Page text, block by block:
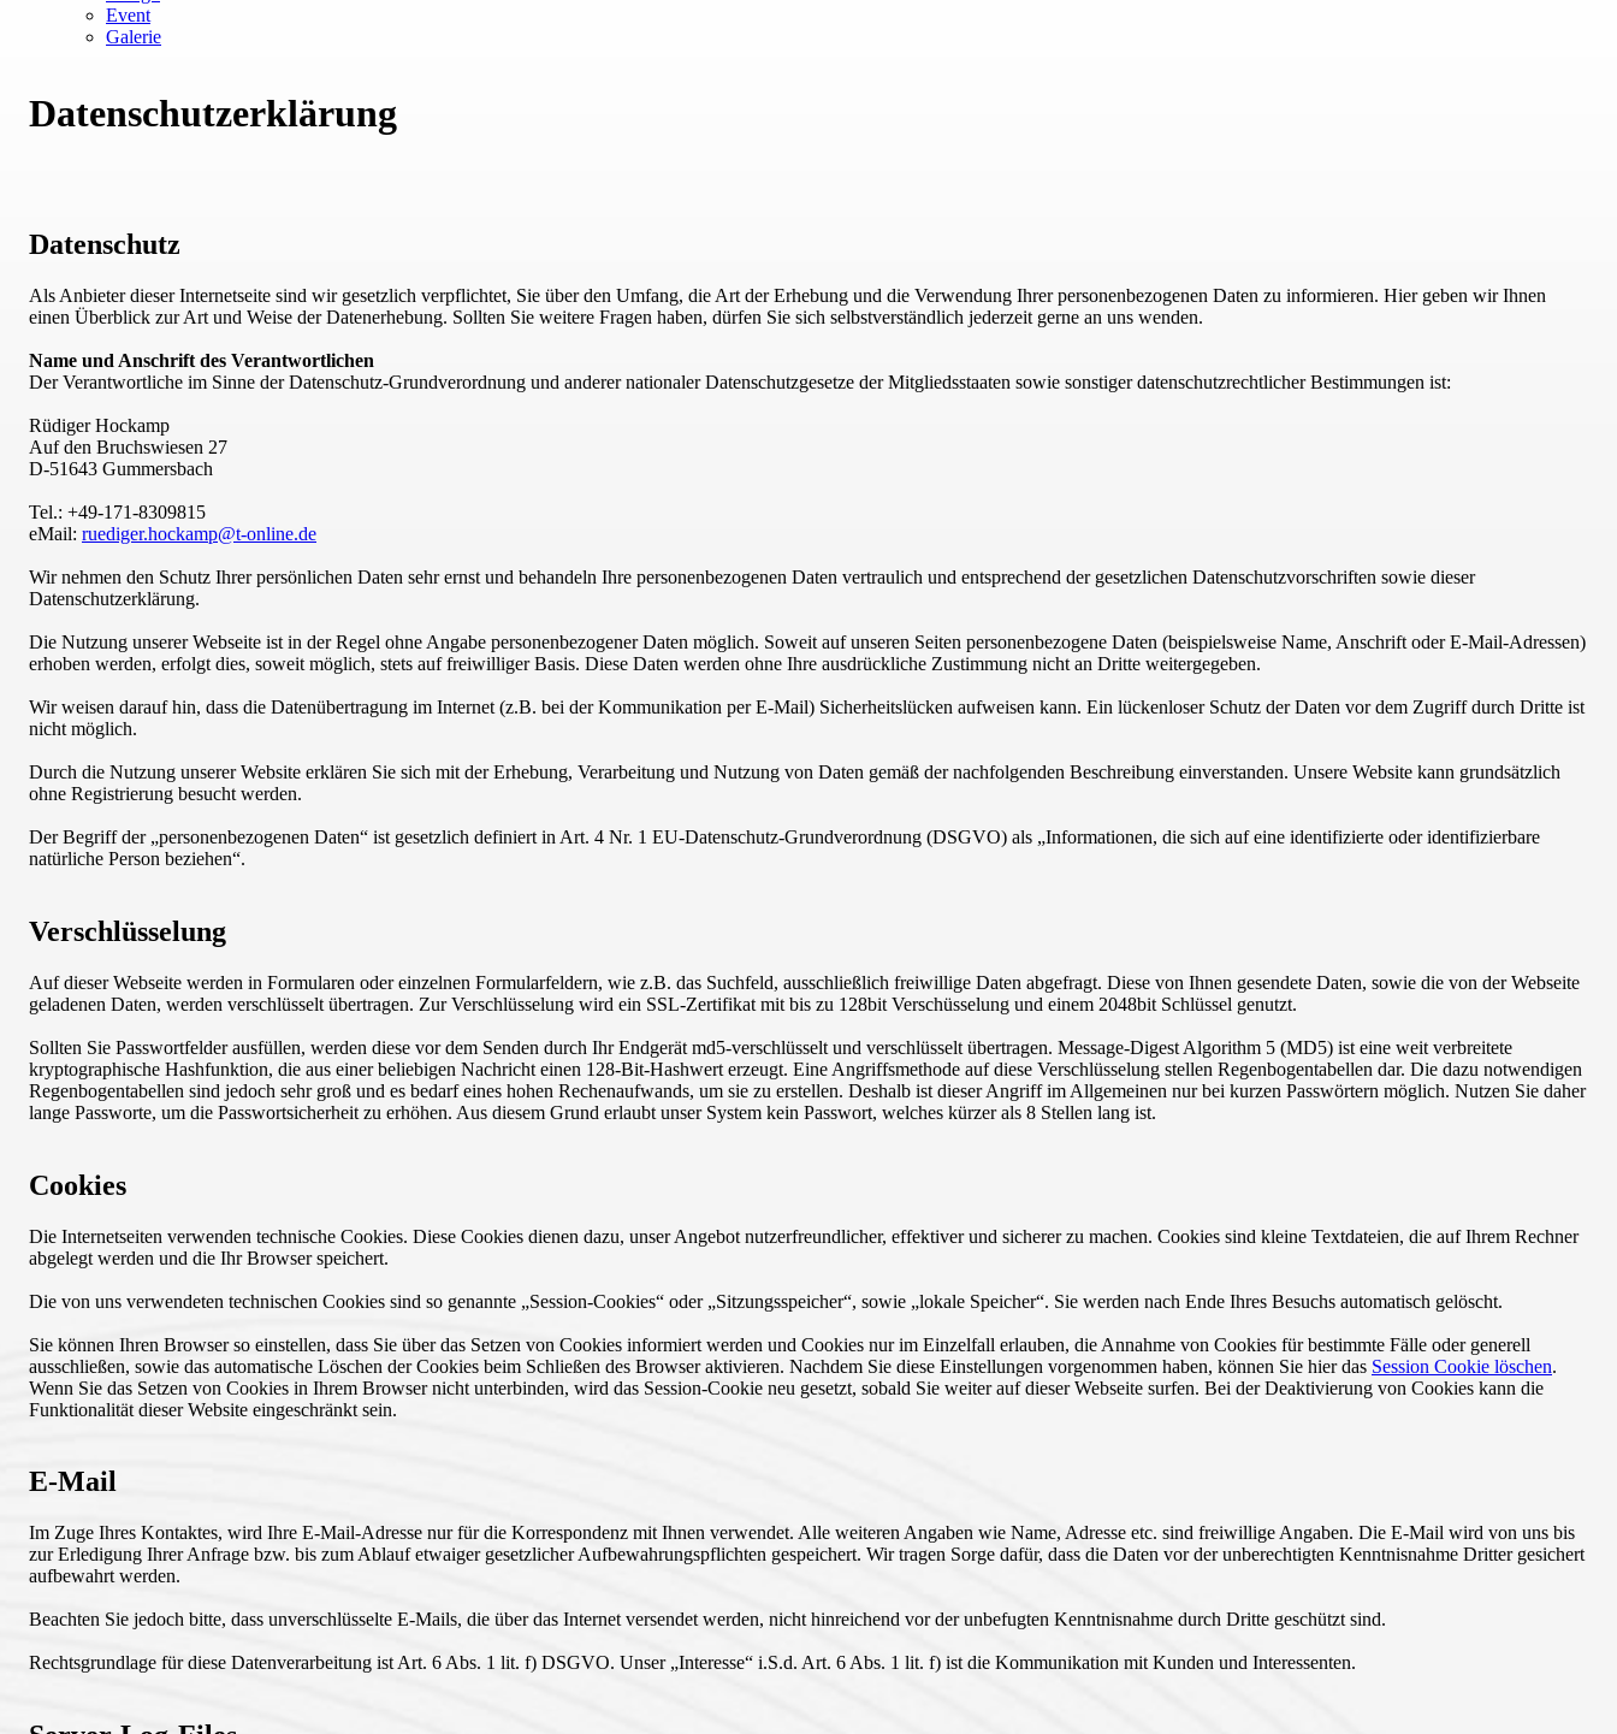
Event
Galerie
Datenschutzerklärung
Datenschutz
Als Anbieter dieser Internetseite sind wir gesetzlich verpflichtet, Sie über den Umfang, die Art der Erhebung und die Verwendung Ihrer personenbezogenen Daten zu informieren. Hier geben wir Ihnen
einen Überblick zur Art und Weise der Datenerhebung. Sollten Sie weitere Fragen haben, dürfen Sie sich selbstverständlich jederzeit gerne an uns wenden.
Name und Anschrift des Verantwortlichen
Der Verantwortliche im Sinne der Datenschutz-Grundverordnung und anderer nationaler Datenschutzgesetze der Mitgliedsstaaten sowie sonstiger datenschutzrechtlicher Bestimmungen ist:
Rüdiger Hockamp
Auf den Bruchswiesen 27
D-51643 Gummersbach
Tel.: +49-171-8309815
eMail: ruediger.hockamp@t-online.de
Wir nehmen den Schutz Ihrer persönlichen Daten sehr ernst und behandeln Ihre personenbezogenen Daten vertraulich und entsprechend der gesetzlichen Datenschutzvorschriften sowie dieser
Datenschutzerklärung.
Die Nutzung unserer Webseite ist in der Regel ohne Angabe personenbezogener Daten möglich. Soweit auf unseren Seiten personenbezogene Daten (beispielsweise Name, Anschrift oder E-Mail-Adressen)
erhoben werden, erfolgt dies, soweit möglich, stets auf freiwilliger Basis. Diese Daten werden ohne Ihre ausdrückliche Zustimmung nicht an Dritte weitergegeben.
Wir weisen darauf hin, dass die Datenübertragung im Internet (z.B. bei der Kommunikation per E-Mail) Sicherheitslücken aufweisen kann. Ein lückenloser Schutz der Daten vor dem Zugriff durch Dritte ist
nicht möglich.
Durch die Nutzung unserer Website erklären Sie sich mit der Erhebung, Verarbeitung und Nutzung von Daten gemäß der nachfolgenden Beschreibung einverstanden. Unsere Website kann grundsätzlich
ohne Registrierung besucht werden.
Der Begriff der „personenbezogenen Daten“ ist gesetzlich definiert in Art. 4 Nr. 1 EU-Datenschutz-Grundverordnung (DSGVO) als „Informationen, die sich auf eine identifizierte oder identifizierbare
natürliche Person beziehen“.
Verschlüsselung
Auf dieser Webseite werden in Formularen oder einzelnen Formularfeldern, wie z.B. das Suchfeld, ausschließlich freiwillige Daten abgefragt. Diese von Ihnen gesendete Daten, sowie die von der Webseite
geladenen Daten, werden verschlüsselt übertragen. Zur Verschlüsselung wird ein SSL-Zertifikat mit bis zu 128bit Verschüsselung und einem 2048bit Schlüssel genutzt.
Sollten Sie Passwortfelder ausfüllen, werden diese vor dem Senden durch Ihr Endgerät md5-verschlüsselt und verschlüsselt übertragen. Message-Digest Algorithm 5 (MD5) ist eine weit verbreitete
kryptographische Hashfunktion, die aus einer beliebigen Nachricht einen 128-Bit-Hashwert erzeugt. Eine Angriffsmethode auf diese Verschlüsselung stellen Regenbogentabellen dar. Die dazu notwendigen
Regenbogentabellen sind jedoch sehr groß und es bedarf eines hohen Rechenaufwands, um sie zu erstellen. Deshalb ist dieser Angriff im Allgemeinen nur bei kurzen Passwörtern möglich. Nutzen Sie daher
lange Passworte, um die Passwortsicherheit zu erhöhen. Aus diesem Grund erlaubt unser System kein Passwort, welches kürzer als 8 Stellen lang ist.
Cookies
Die Internetseiten verwenden technische Cookies. Diese Cookies dienen dazu, unser Angebot nutzerfreundlicher, effektiver und sicherer zu machen. Cookies sind kleine Textdateien, die auf Ihrem Rechner
abgelegt werden und die Ihr Browser speichert.
Die von uns verwendeten technischen Cookies sind so genannte „Session-Cookies“ oder „Sitzungsspeicher“, sowie „lokale Speicher“. Sie werden nach Ende Ihres Besuchs automatisch gelöscht.
Sie können Ihren Browser so einstellen, dass Sie über das Setzen von Cookies informiert werden und Cookies nur im Einzelfall erlauben, die Annahme von Cookies für bestimmte Fälle oder generell
ausschließen, sowie das automatische Löschen der Cookies beim Schließen des Browser aktivieren. Nachdem Sie diese Einstellungen vorgenommen haben, können Sie hier das Session Cookie löschen.
Wenn Sie das Setzen von Cookies in Ihrem Browser nicht unterbinden, wird das Session-Cookie neu gesetzt, sobald Sie weiter auf dieser Webseite surfen. Bei der Deaktivierung von Cookies kann die
Funktionalität dieser Website eingeschränkt sein.
E-Mail
Im Zuge Ihres Kontaktes, wird Ihre E-Mail-Adresse nur für die Korrespondenz mit Ihnen verwendet. Alle weiteren Angaben wie Name, Adresse etc. sind freiwillige Angaben. Die E-Mail wird von uns bis
zur Erledigung Ihrer Anfrage bzw. bis zum Ablauf etwaiger gesetzlicher Aufbewahrungspflichten gespeichert. Wir tragen Sorge dafür, dass die Daten vor der unberechtigten Kenntnisnahme Dritter gesichert
aufbewahrt werden.
Beachten Sie jedoch bitte, dass unverschlüsselte E-Mails, die über das Internet versendet werden, nicht hinreichend vor der unbefugten Kenntnisnahme durch Dritte geschützt sind.
Rechtsgrundlage für diese Datenverarbeitung ist Art. 6 Abs. 1 lit. f) DSGVO. Unser „Interesse“ i.S.d. Art. 6 Abs. 1 lit. f) ist die Kommunikation mit Kunden und Interessenten.